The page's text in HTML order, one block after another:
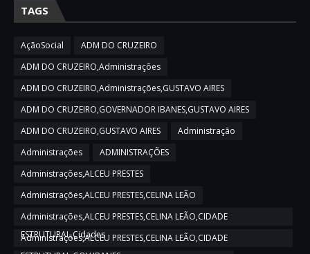
TAGS
AçãoSocial
ADM DO CRUZEIRO
ADM DO CRUZEIRO,Administrações
ADM DO CRUZEIRO,Administrações,GUSTAVO AIRES
ADM DO CRUZEIRO,GOVERNADOR IBANES,GUSTAVO AIRES
ADM DO CRUZEIRO,GUSTAVO AIRES
Administração
Administrações
ADMINISTRAÇÕES
Administrações,ALCEU PRESTES
Administrações,ALCEU PRESTES,CELINA LEÃO
Administrações,ALCEU PRESTES,CELINA LEÃO,CIDADE
ESTRUTURAL,Cidades
Administrações,ALCEU PRESTES,CELINA LEÃO,CIDADE